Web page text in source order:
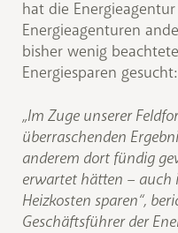
hat die
Energieagenturen
bisher wenig
Energiesparen gesucht:
„Im Zuge unserer
überraschenden
anderem dort fündig
erwartet hätten – auch
Heizkosten sparen“,
Geschäftsführer der